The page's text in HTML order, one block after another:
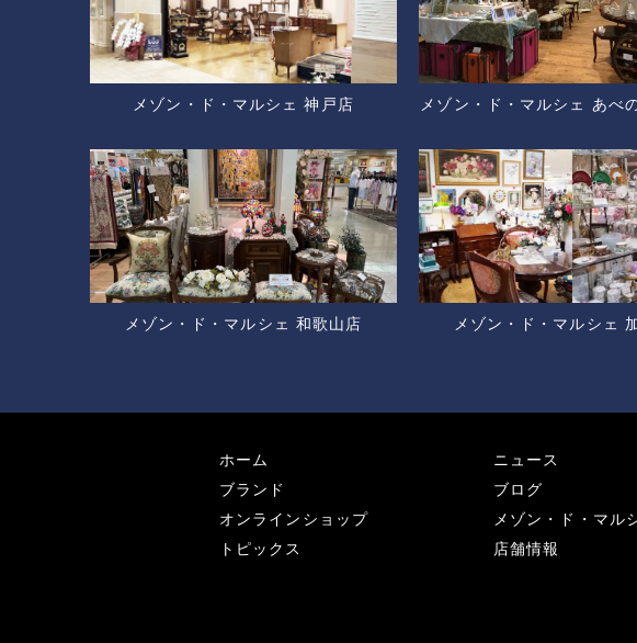
メゾン・ド・マルシェ 神戸店 メゾン・ド・マルシェ あべ
メゾン・ド・マルシェ 和歌山店 メゾン・ド・マルシェ
ホーム
ブランド
オンラインショップ
トピックス
ニュース
ブログ
メゾン・ド・マル
店舗情報